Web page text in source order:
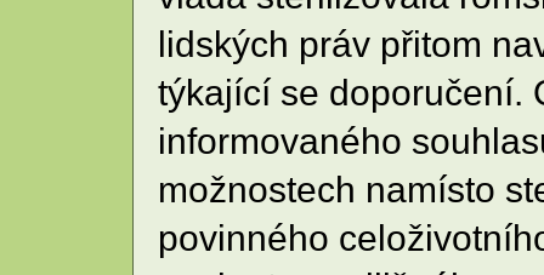
lidských práv přitom
týkající se doporučení.
informovaného
možnostech namísto
povinného